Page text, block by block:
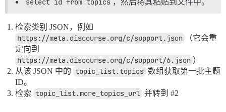
select id from topics
检索类别 JSON，例如
https://meta.discourse.org/c/support.json
（它会重
定向到
https://meta.discourse.org/c/support/6.json ）
从该 JSON 中的 topic_list.topics 数组获取第一批主题
ID。
检索 topic_list.more_topics_url 并转到 #2